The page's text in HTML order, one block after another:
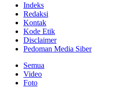
Indeks
Redaksi
Kontak
Kode Etik
Disclaimer
Pedoman Media Siber
Semua
Video
Foto